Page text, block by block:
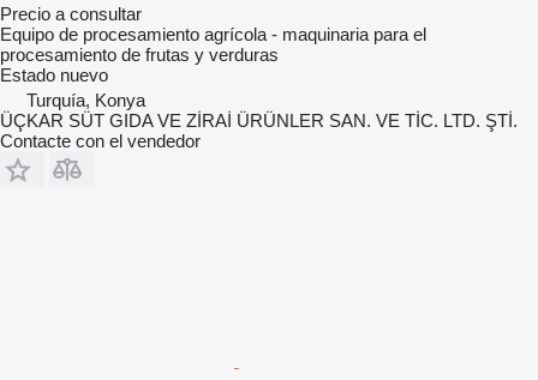
Precio a consultar
Equipo de procesamiento agrícola - maquinaria para el
procesamiento de frutas y verduras
Estado nuevo
Turquía, Konya
ÜÇKAR SÜT GIDA VE ZİRAİ ÜRÜNLER SAN. VE TİC. LTD. ŞTİ.
Contacte con el vendedor